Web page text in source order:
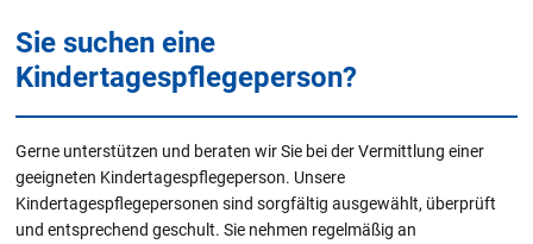
Sie suchen eine
Kindertagespflegeperson?
Gerne unterstützen und beraten wir Sie bei der Vermittlung einer
geeigneten Kindertagespflegeperson. Unsere
Kindertagespflegepersonen sind sorgfältig ausgewählt, überprüft
und entsprechend geschult. Sie nehmen regelmäßig an